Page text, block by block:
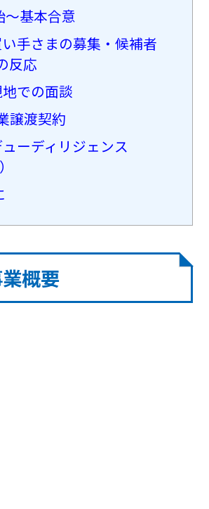
〜基本合意
い手さまの募集・候補者
反応
での面談
譲渡契約
ーディリジェンス
概要